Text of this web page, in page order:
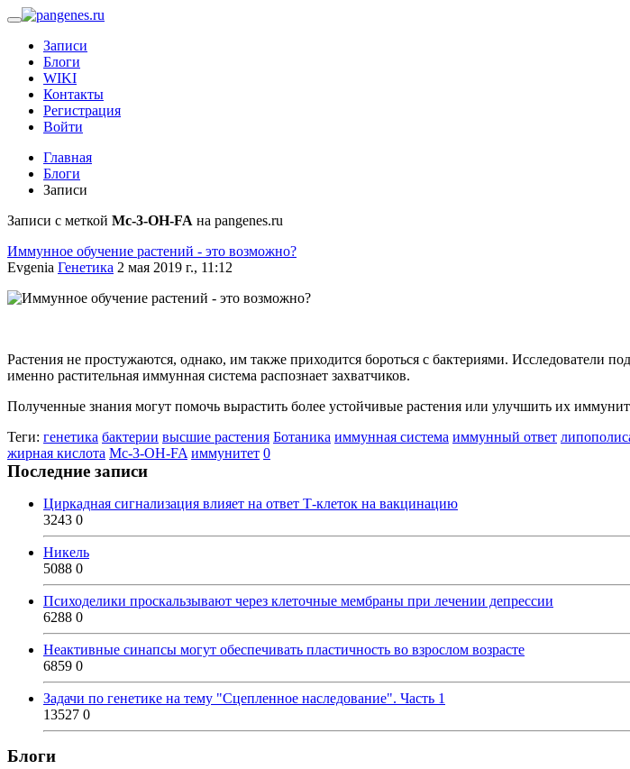
Записи
Блоги
WIKI
Контакты
Регистрация
Войти
Главная
Блоги
Записи
Записи с меткой Mc-3-OH-FA на pangenes.ru
Иммунное обучение растений - это возможно?
Evgenia Генетика 2 мая 2019 г., 11:12
Растения не простужаются, однако, им также приходится бороться с бактериями. Исследователи
именно растительная иммунная система распознает захватчиков.
Полученные знания могут помочь вырастить более устойчивые растения или улучшить их
Теги: генетика бактерии высшие растения Ботаника иммунная система иммунный ответ
жирная кислота Mc-3-OH-FA иммунитет 0
Последние записи
Циркадная сигнализация влияет на ответ Т-клеток на вакцинацию
3243 0
Никель
5088 0
Психоделики проскальзывают через клеточные мембраны при лечении депрессии
6288 0
Неактивные синапсы могут обеспечивать пластичность во взрослом возрасте
6859 0
Задачи по генетике на тему "Сцепленное наследование". Часть 1
13527 0
Блоги